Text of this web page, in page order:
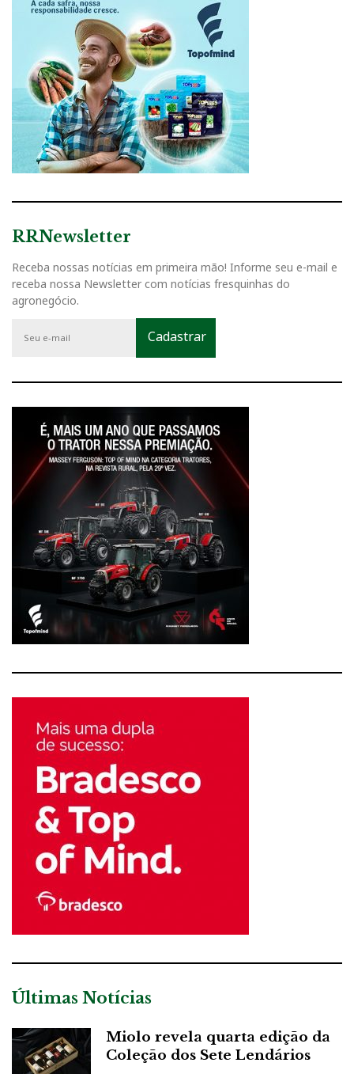
RRNewsletter
Receba nossas notícias em primeira mão! Informe seu e-mail e
receba nossa Newsletter com notícias fresquinhas do
agronegócio.
Últimas Notícias
Miolo revela quarta edição da
Coleção dos Sete Lendários